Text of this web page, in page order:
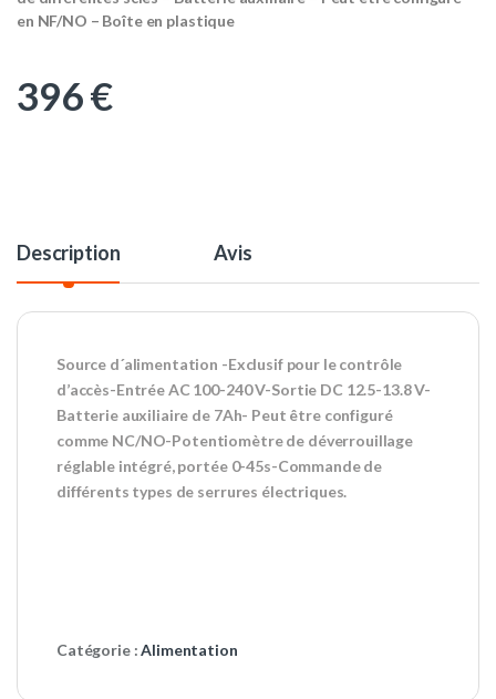
en NF/NO – Boîte en plastique
396€
Description Avis
Source d´alimentation -Exclusif pour le contrôle
d’accès-Entrée AC 100-240 V-Sortie DC 12.5-13.8 V-
Batterie auxiliaire de 7Ah- Peut être configuré
comme NC/NO-Potentiomètre de déverrouillage
réglable intégré, portée 0-45s-Commande de
différents types de serrures électriques.
Catégorie :Alimentation